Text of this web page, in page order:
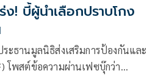
! บี้ผู้นำเลือกปราบโกง
ะธานมูลนิธิส่งเสริมการป้องกันและ
โพสต์ข้อความผ่านเฟซบุ๊กว่า